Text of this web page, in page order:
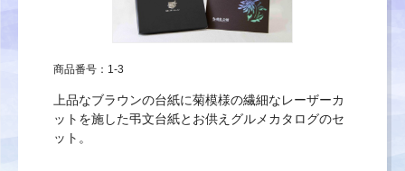
商品番号：1-3
上品なブラウンの台紙に菊模様の繊細なレーザーカ
ットを施した弔文台紙とお供えグルメカタログのセ
ット。